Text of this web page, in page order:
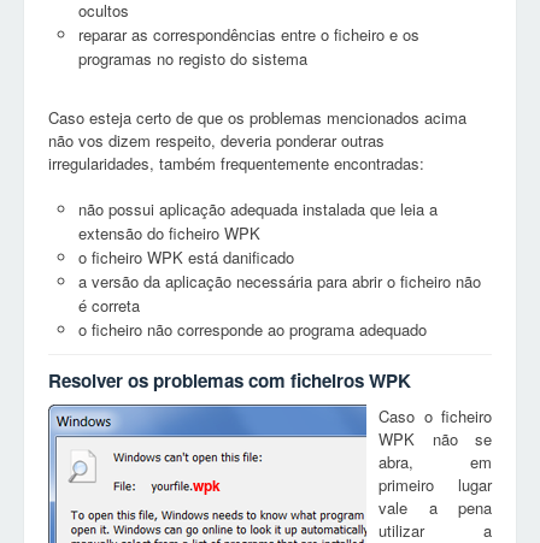
ocultos
reparar as correspondências entre o ficheiro e os
programas no registo do sistema
Caso esteja certo de que os problemas mencionados acima
não vos dizem respeito, deveria ponderar outras
irregularidades, também frequentemente encontradas:
não possui aplicação adequada instalada que leia a
extensão do ficheiro WPK
o ficheiro WPK está danificado
a versão da aplicação necessária para abrir o ficheiro não
é correta
o ficheiro não corresponde ao programa adequado
Resolver os problemas com ficheiros WPK
wpk
Caso o ficheiro
WPK não se
abra, em
primeiro lugar
vale a pena
utilizar a